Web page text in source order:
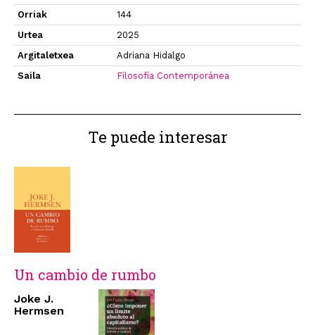
Orriak
144
Urtea
2025
Argitaletxea
Adriana Hidalgo
Saila
Filosofía Contemporánea
Te puede interesar
Un cambio de rumbo
Joke J.
Hermsen